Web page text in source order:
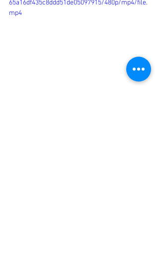
65a16df435c8ddd51de05097915/480p/mp4/file.
mp4